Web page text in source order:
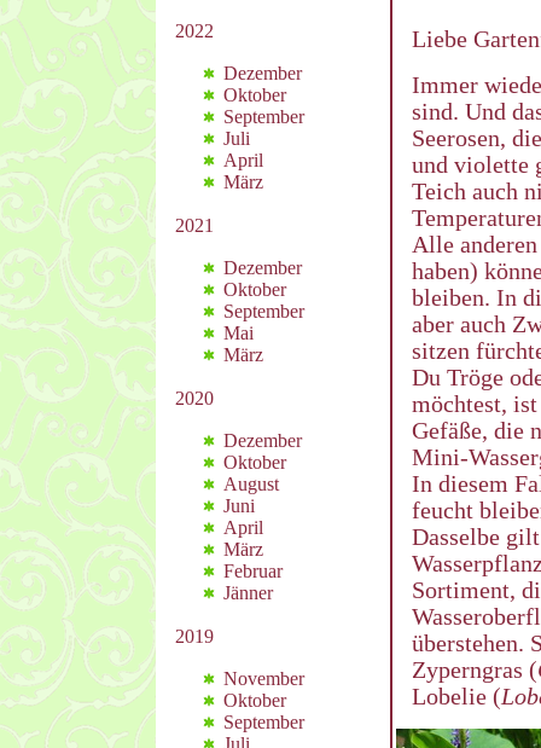
2022
Dezember
Oktober
September
Juli
April
März
2021
Dezember
Oktober
September
Mai
März
2020
Dezember
Oktober
August
Juni
April
März
Februar
Jänner
2019
November
Oktober
September
Liebe
Immer
sind. Und
Seerosen,
und violette
Teich auch
Alle
haben)
bleiben. In
aber auch
sitzen
Du Tröge
möchtest,
Gefäße, die
Mini-
In diesem
feucht
Dasselbe
Sortiment,
überstehen.
Zyperngras (
Lobelie (